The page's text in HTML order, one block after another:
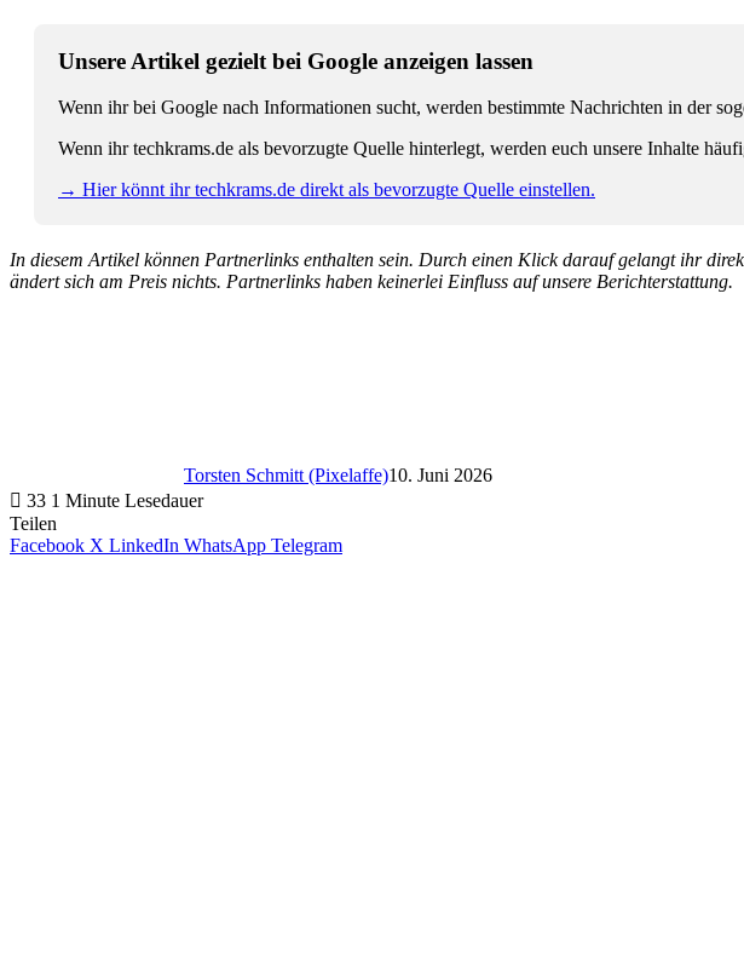
Unsere Artikel gezielt bei Google anzeigen lassen
Wenn ihr bei Google nach Informationen sucht, werden bestimmte Nachrichten in der
Wenn ihr techkrams.de als bevorzugte Quelle hinterlegt, werden euch unsere Inhalte
→ Hier könnt ihr techkrams.de direkt als bevorzugte Quelle einstellen.
In diesem Artikel können Partnerlinks enthalten sein. Durch einen Klick darauf gelangt ihr
ändert sich am Preis nichts. Partnerlinks haben keinerlei Einfluss auf unsere Berichterstattung.
Torsten Schmitt (Pixelaffe)10. Juni 2026
33 1 Minute Lesedauer
Teilen
Facebook X LinkedIn WhatsApp Telegram